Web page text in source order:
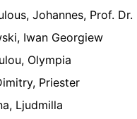
Johannes, Prof. Dr.
Iwan Georgiew
Olympia
Priester
Ljudmilla